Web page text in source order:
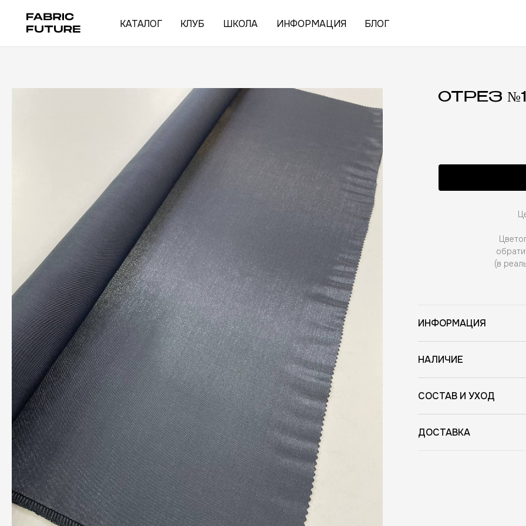
КАТАЛОГ КЛУБ ШКОЛА ИНФОРМАЦИЯ БЛОГ
ОТРЕЗ
(в
ИНФОРМАЦИЯ
НАЛИЧИЕ
СОСТАВ И УХОД
ДОСТАВКА